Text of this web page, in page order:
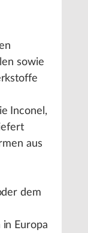
sowie
Inconel,
aus
dem
Europa